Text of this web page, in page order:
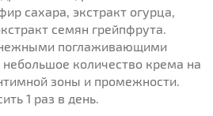
сахара, экстракт огурца,
семян грейпфрута.
поглаживающими
количество крема на
зоны и промежности.
1 раз в день.